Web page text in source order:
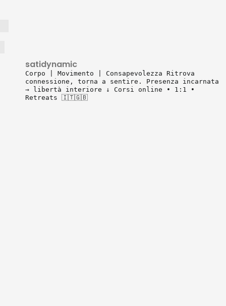
satidynamic
Corpo | Movimento | Consapevolezza Ritrova
connessione, torna a sentire.
Presenza incarnata
→ libertà interiore ↓ Corsi online • 1:1 •
Retreats 🇮🇹🇬🇧